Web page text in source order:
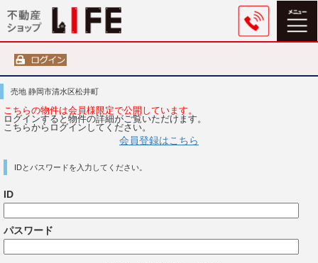
売地 静岡市清水区松井町
こちらの物件は会員様限定で公開しています。
ログインすると物件の詳細がご覧いただけます。
こちらからログインしてください。
会員登録はこちら
IDとパスワードを入力してください。
ID
パスワード